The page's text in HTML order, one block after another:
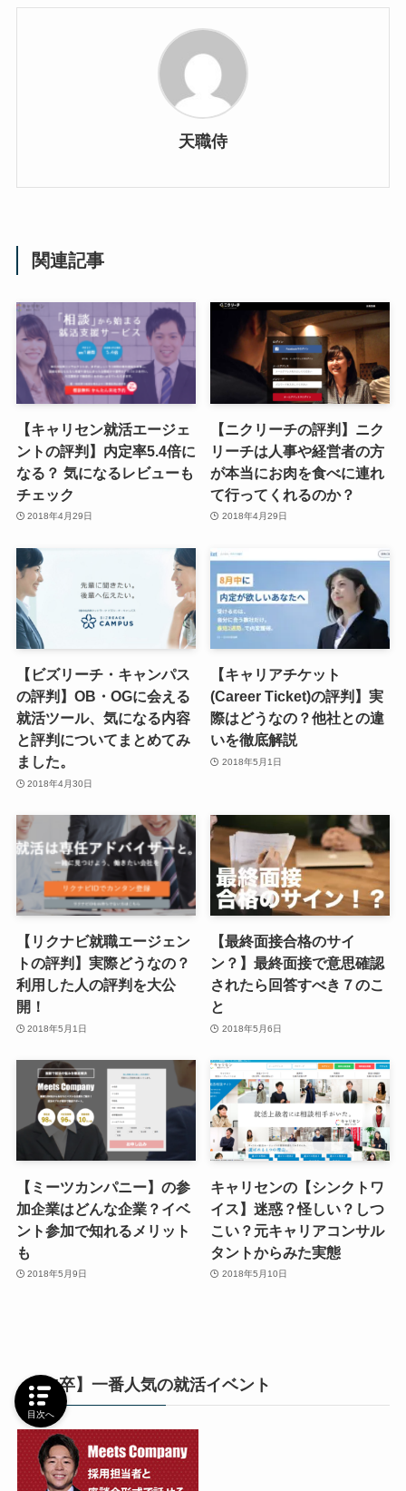
天職侍
関連記事
【キャリセン就活エージェ
ントの評判】内定率5.4倍に
なる？ 気になるレビューも
チェック
2018年4月29日
【ニクリーチの評判】ニク
リーチは人事や経営者の方
が本当にお肉を食べに連れ
て行ってくれるのか？
2018年4月29日
【ビズリーチ・キャンパス
の評判】OB・OGに会える
就活ツール、気になる内容
と評判についてまとめてみ
ました。
2018年4月30日
【キャリアチケット
(Career Ticket)の評判】実
際はどうなの？他社との違
いを徹底解説
2018年5月1日
【リクナビ就職エージェン
トの評判】実際どうなの？
利用した人の評判を大公
開！
2018年5月1日
【最終面接合格のサイ
ン？】最終面接で意思確認
されたら回答すべき７のこ
と
2018年5月6日
【ミーツカンパニー】の参
加企業はどんな企業？イベ
ント参加で知れるメリット
も
2018年5月9日
キャリセンの【シンクトワ
イス】迷惑？怪しい？しつ
こい？元キャリアコンサル
タントからみた実態
2018年5月10日
【25卒】一番人気の就活イベント
目次へ